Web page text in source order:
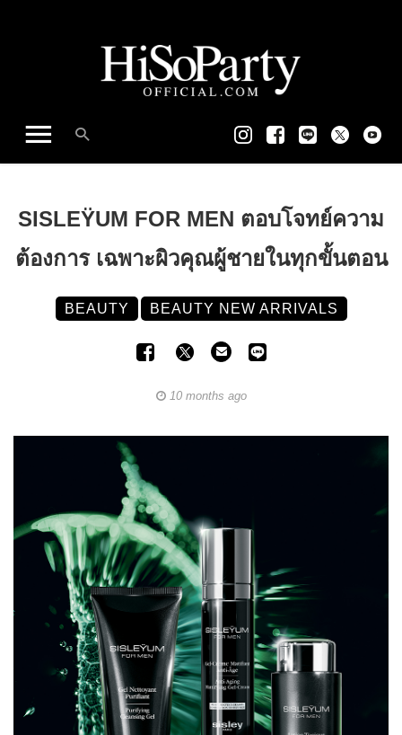
SISLEŸUM FOR MEN ตอบโจทย์ความ
ต้องการ เฉพาะผิวคุณผู้ชายในทุกขั้นตอน
BEAUTY BEAUTY NEW ARRIVALS
10 months ago